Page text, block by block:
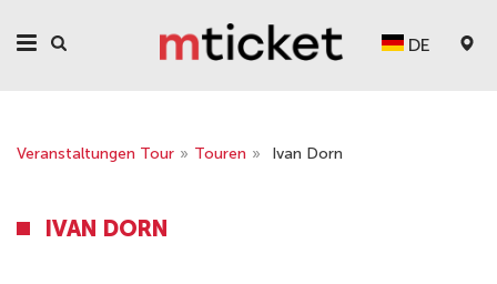
DE
Veranstaltungen Tour » Touren » Ivan Dorn
IVAN DORN